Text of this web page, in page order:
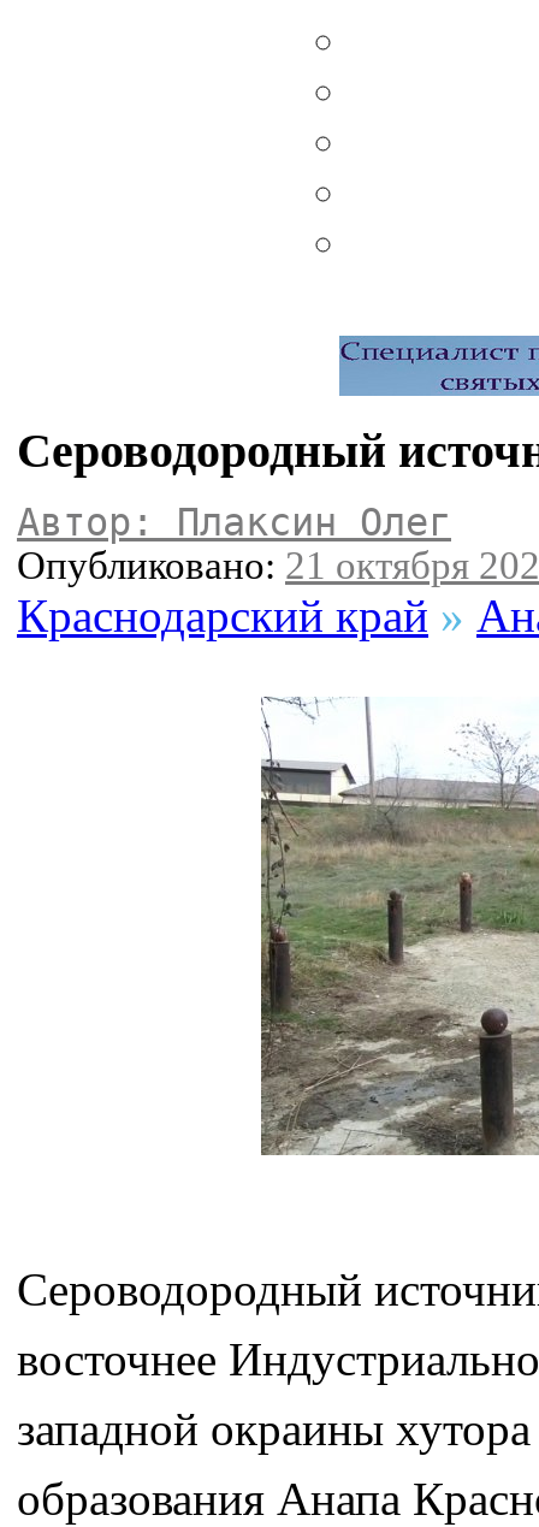
Сероводородный
Автор: Плаксин Олег
Опубликовано: 21 октября
Краснодарский край »
Сероводородный
восточнее
западной окраины
образования Анапа